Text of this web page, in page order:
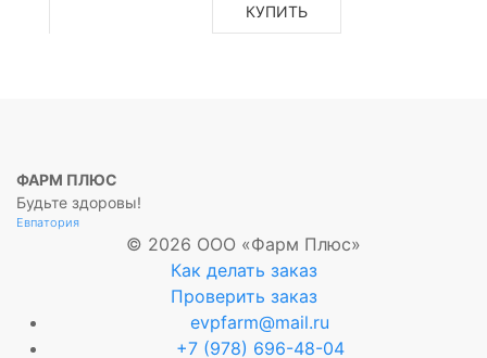
КУПИТЬ
ФАРМ ПЛЮС
Будьте здоровы!
Евпатория
© 2026 ООО «Фарм Плюс»
Как делать заказ
Проверить заказ
evpfarm@mail.ru
+7 (978) 696-48-04